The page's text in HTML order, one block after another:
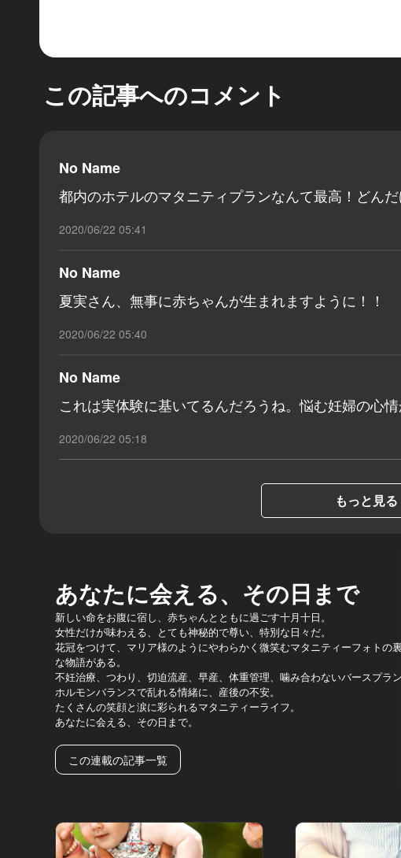
この記事へのコメント
No Name
都内のホテルのマタニティプランなんて最高！どんだ
2020/06/22 05:41
No Name
夏実さん、無事に赤ちゃんが生まれますように！！
2020/06/22 05:40
No Name
これは実体験に基いてるんだろうね。悩む妊婦の心
2020/06/22 05:18
もっと見る
あなたに会える、その日まで
新しい命をお腹に宿し、赤ちゃんとともに過ごす十月十日。
女性だけが味わえる、とても神秘的で尊い、特別な日々だ。
花冠をつけて、マリア様のようにやわらかく微笑むマタニティーフォトの
な物語がある。
不妊治療、つわり、切迫流産、早産、体重管理、噛み合わないバースプラン
ホルモンバランスで乱れる情緒に、産後の不安。
たくさんの笑顔と涙に彩られるマタニティーライフ。
あなたに会える、その日まで。
この連載の記事一覧